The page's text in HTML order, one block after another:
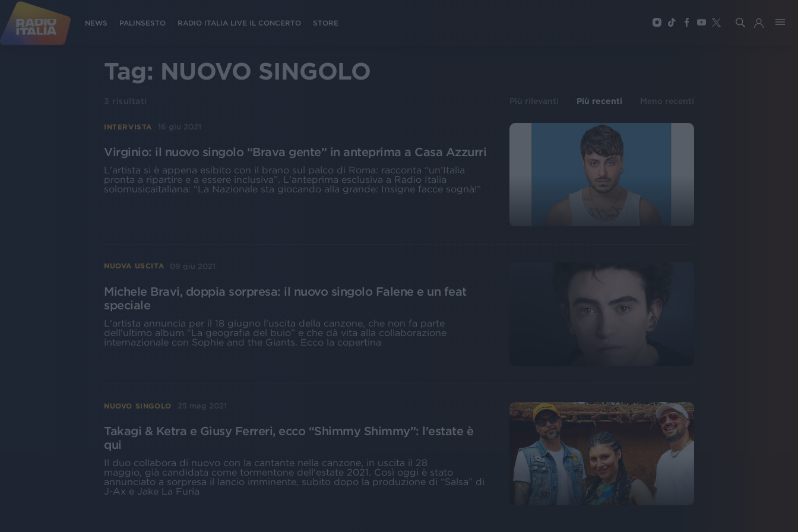
NEWS PALINSESTO RADIO ITALIA LIVE IL CONCERTO STORE
Tag: NUOVO SINGOLO
3 risultati Più rilevanti Più recenti Meno recenti
INTERVISTA 16 giu 2021
Virginio: il nuovo singolo “Brava gente” in anteprima a Casa Azzurri
L'artista si è appena esibito con il brano sul palco di Roma: racconta “un’Italia
pronta a ripartire e a essere inclusiva”. L'anteprima esclusiva a Radio Italia
solomusicaitaliana: “La Nazionale sta giocando alla grande: Insigne facce sognà!”
NUOVA USCITA 09 giu 2021
Michele Bravi, doppia sorpresa: il nuovo singolo Falene e un feat
speciale
L'artista annuncia per il 18 giugno l'uscita della canzone, che non fa parte
dell'ultimo album “La geografia del buio” e che dà vita alla collaborazione
internazionale con Sophie and the Giants. Ecco la copertina
NUOVO SINGOLO 25 mag 2021
Takagi & Ketra e Giusy Ferreri, ecco “Shimmy Shimmy”: l'estate è
qui
Il duo collabora di nuovo con la cantante nella canzone, in uscita il 28
maggio, già candidata come tormentone dell'estate 2021. Così oggi è stato
annunciato a sorpresa il lancio imminente, subito dopo la produzione di “Salsa” di
J-Ax e Jake La Furia